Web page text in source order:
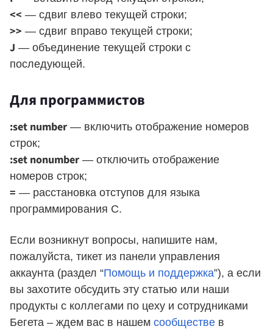
<< — сдвиг влево текущей строки;
>> — сдвиг вправо текущей строки;
J — объединение текущей строки с
последующей.
Для программистов
:set number — включить отображение номеров
строк;
:set nonumber — отключить отображение
номеров строк;
= — расстановка отступов для языка
программирования С.
Если возникнут вопросы, напишите нам,
пожалуйста, тикет из панели управления
аккаунта (раздел “Помощь и поддержка”), а если
вы захотите обсудить эту статью или наши
продукты с коллегами по цеху и сотрудниками
Бегета – ждем вас в нашем сообществе в